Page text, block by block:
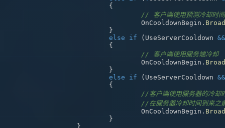
{
// 客户端使用预测冷却时间
				OnCooldownBegin
.
}
else
if ( UseServerCooldown &&
{
// 客户端使用服务端冷却
				OnCooldownBegin
.
}
else
if ( UseServerCooldown &&
{
//客户端使用服务器的冷却
//在服务器冷却时间到来之
				OnCooldownBegin
.
}
}